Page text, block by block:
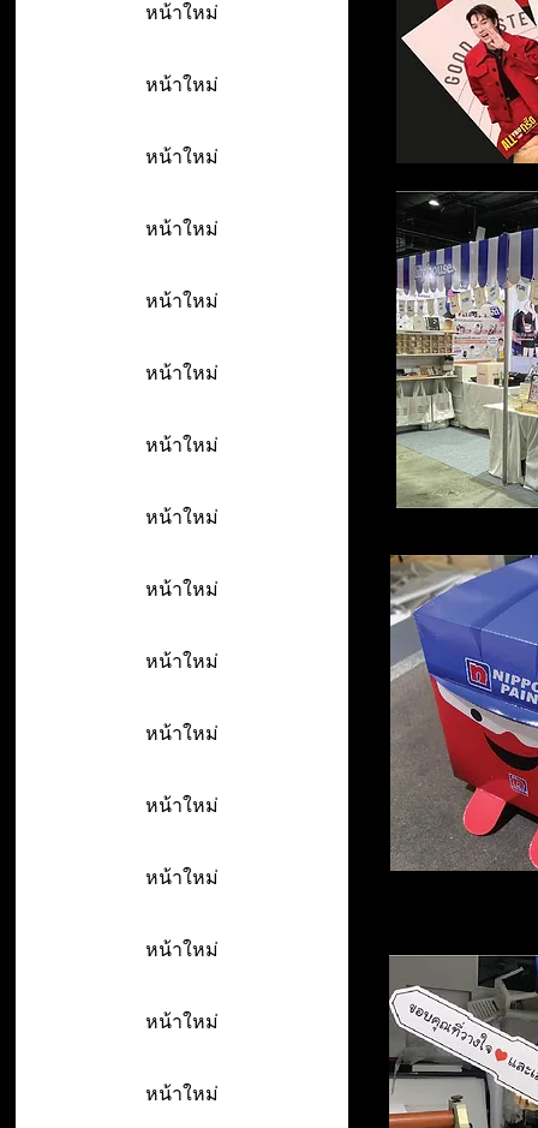
หน้าใหม่
หน้าใหม่
หน้าใหม่
หน้าใหม่
หน้าใหม่
หน้าใหม่
หน้าใหม่
หน้าใหม่
หน้าใหม่
หน้าใหม่
หน้าใหม่
หน้าใหม่
หน้าใหม่
หน้าใหม่
หน้าใหม่
หน้าใหม่